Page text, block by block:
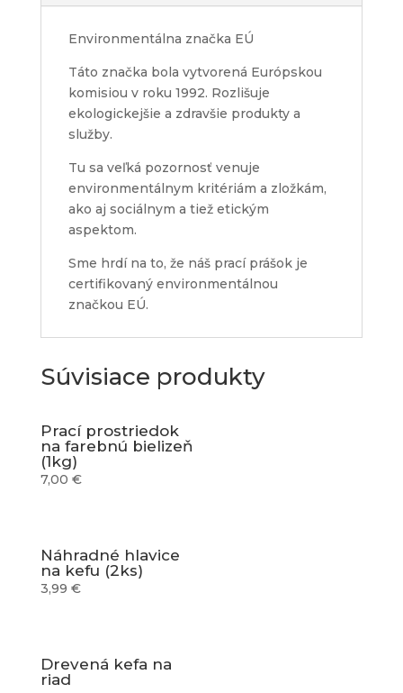
Environmentálna značka EÚ
Táto značka bola vytvorená Európskou
komisiou v roku 1992. Rozlišuje
ekologickejšie a zdravšie produkty a
služby.
Tu sa veľká pozornosť venuje
environmentálnym kritériám a zložkám,
ako aj sociálnym a tiež etickým
aspektom.
Sme hrdí na to, že náš prací prášok je
certifikovaný environmentálnou
značkou EÚ.
Súvisiace produkty
Prací prostriedok
na farebnú bielizeň
(1kg)
7,00 €
Náhradné hlavice
na kefu (2ks)
3,99 €
Drevená kefa na
riad